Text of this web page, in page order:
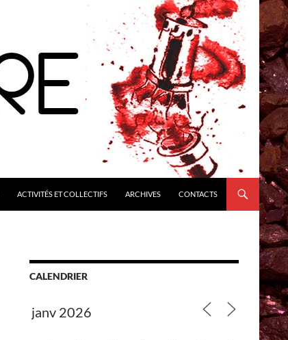
ACTIVITÉS ET COLLECTIFS ARCHIVES CONTACTS
CALENDRIER